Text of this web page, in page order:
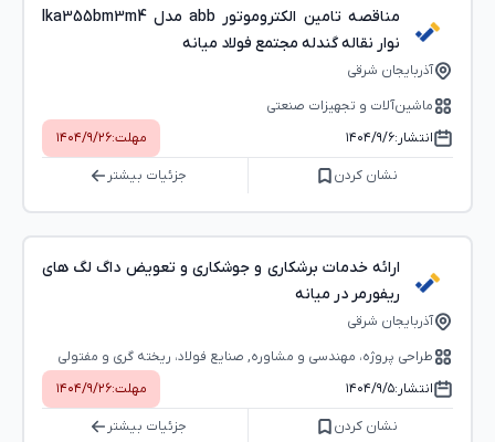
مناقصه تامین الکتروموتور abb مدل lka355bm3m4
نوار نقاله گندله مجتمع فولاد میانه
آذربایجان شرقی
ماشین‌آلات و تجهیزات صنعتی
انتشار:۱۴۰۴/۹/۶ مهلت:۱۴۰۴/۹/۲۶
نشان کردن جزئیات بیشتر
ارائه خدمات برشکاری و جوشکاری و تعویض داگ لگ های
ریفورمر در میانه
آذربایجان شرقی
طراحی پروژه، مهندسی و مشاوره, صنایع فولاد، ریخته گری و مفتولی
انتشار:۱۴۰۴/۹/۵ مهلت:۱۴۰۴/۹/۲۶
نشان کردن جزئیات بیشتر